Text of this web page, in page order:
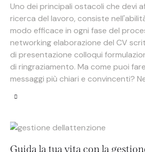
Uno dei principali ostacoli che devi
ricerca del lavoro, consiste
modo efficace in ogni fase del
networking elaborazione del CV
di presentazione colloqui
di ringraziamento. Ma come puoi
messaggi più chiari e convincenti?
Guida la tua vita con la